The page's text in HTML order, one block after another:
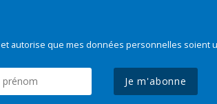
et autorise que mes données personnelles soient
Je m'abonne